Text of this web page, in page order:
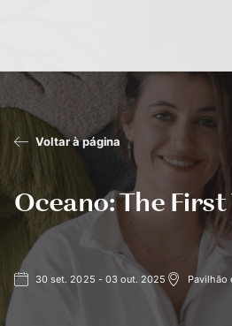
Voltar à página
Oceano: The
30 set. 2025 - 03 out. 2025 Pavilhão